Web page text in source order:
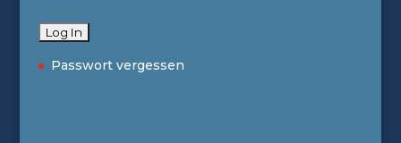
Passwort vergessen